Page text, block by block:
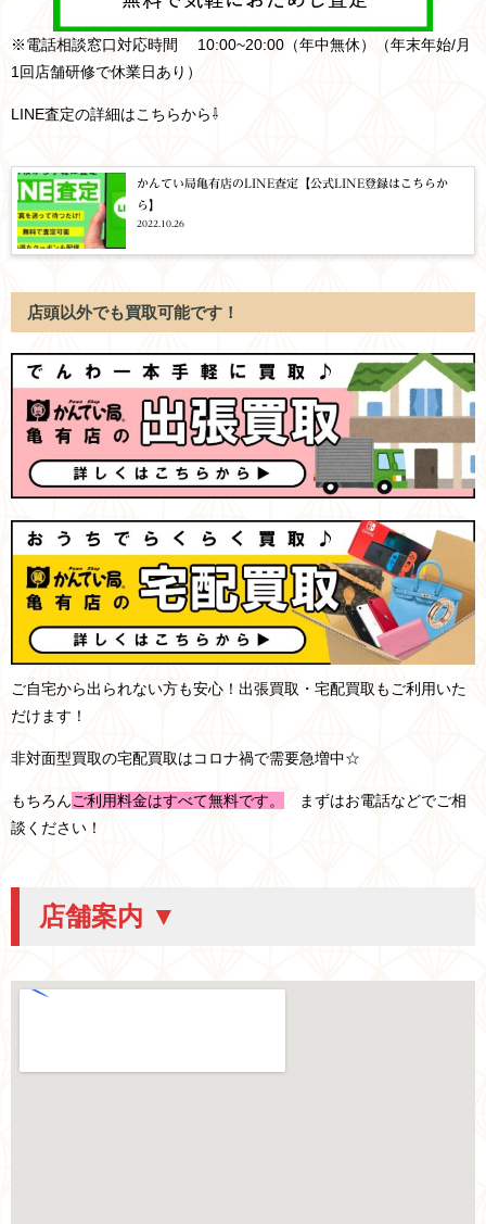
※電話相談窓口対応時間 10:00~20:00（年中無休）（年末年始/月
1回店舗研修で休業日あり）
LINE査定の詳細はこちらから⇩
かんてい局亀有店のLINE査定【公式LINE登録はこちらか
ら】
2022.10.26
店頭以外でも買取可能です！
ご自宅から出られない方も安心！出張買取・宅配買取もご利用いた
だけます！
非対面型買取の宅配買取はコロナ禍で需要急増中☆
もちろんご利用料金はすべて無料です。
まずはお電話などでご相
談ください！
店舗案内 ▼